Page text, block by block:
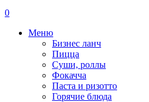
0
Меню
Бизнес ланч
Пицца
Суши, роллы
Фокачча
Паста и ризотто
Горячие блюда